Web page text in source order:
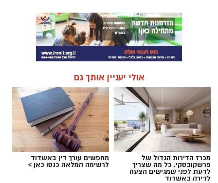
אולי יעניין אותך גם
מכרז הדירות הגדול של
פרשקובסקי. כל מה שצריך
לדעת לפני שמגישים הצעה
לדירה באשדוד
מחפשים עורך דין באשדוד
לרשימה המלאה כנסו כאן >